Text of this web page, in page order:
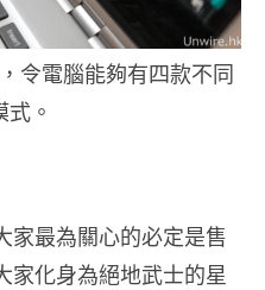
令電腦能夠有四款不同
。
家最為關心的必定是售
家化身為絕地武士的星